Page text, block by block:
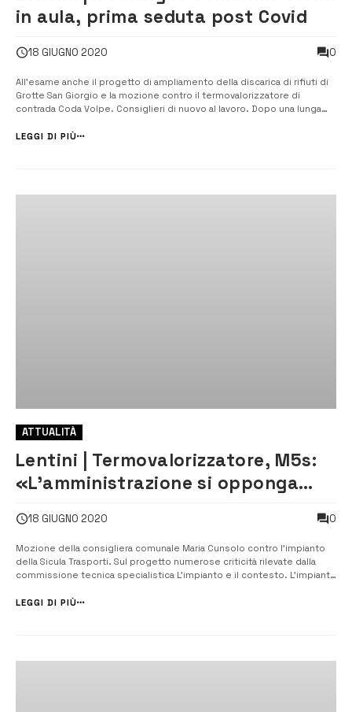
in aula, prima seduta post Covid
18 GIUGNO 2020 0
All’esame anche il progetto di ampliamento della discarica di rifiuti di
Grotte San Giorgio e la mozione contro il termovalorizzatore di
contrada Coda Volpe. Consiglieri di nuovo al lavoro. Dopo una lunga
domani sera, a partire dalle 19.30. Dodici i punti inseriti all’ordi...
LEGGI DI PIÙ
ATTUALITÀ
Lentini | Termovalorizzatore, M5s:
«L’amministrazione si opponga
18 GIUGNO 2020 0
Mozione della consigliera comunale Maria Cunsolo contro l’impianto
della Sicula Trasporti. Sul progetto numerose criticità rilevate dalla
commissione tecnica specialistica L’impianto e il contesto. L’impianto
famiglia Leonardi finita sotto inchiesta nell’ambito dell’operazio...
LEGGI DI PIÙ